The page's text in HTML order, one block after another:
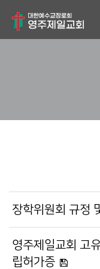
장학위원회 규정
영주제일교회 고
립허가증